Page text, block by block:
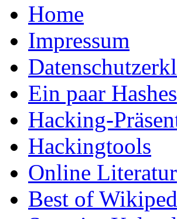
Home
Impressum
Ein paar Hashes
Hacking-
Hackingtools
Online Literatur
Best of